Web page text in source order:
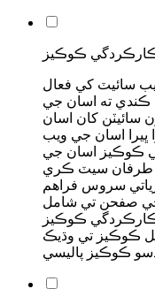
ڪوڪيز
سائيٽ کي فعال
ڪندي ته اسان جي
سائيٽن کان اسان
ڀيرا اسان جي ويب
ڪوڪيز اسان جي
طرفان سيٽ ڪري
سروس فراهم
صفحن تي شامل
ڪوڪيز
ڪوڪيز تي وڌيڪ